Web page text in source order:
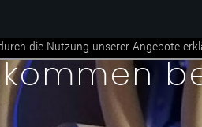
die Nutzung unserer Angebote